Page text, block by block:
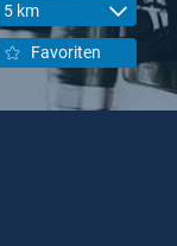
5 km
Favoriten